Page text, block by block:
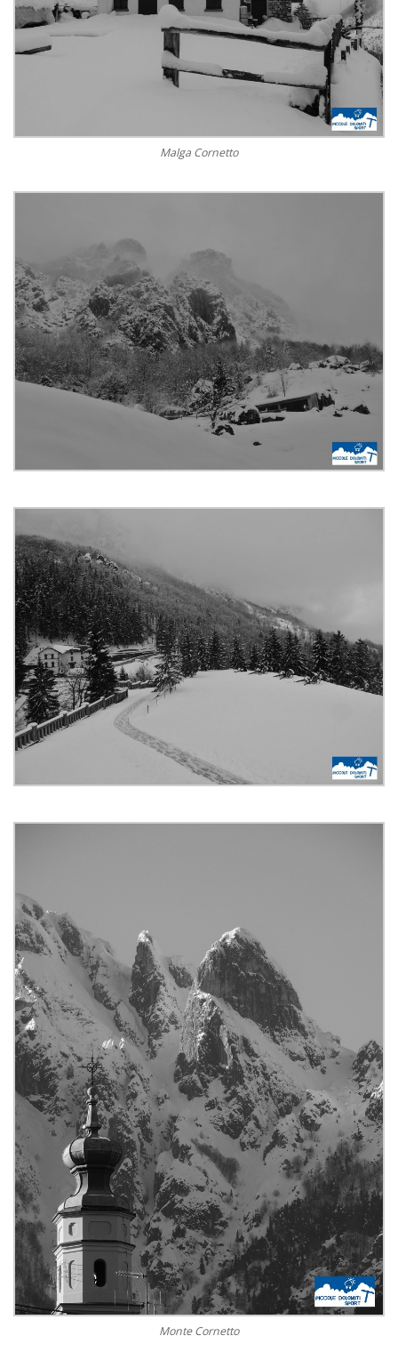
Malga Cornetto
Monte Cornetto